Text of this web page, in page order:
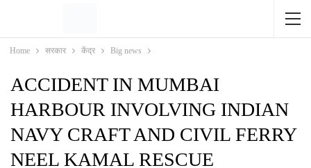
Home सरकार केंद्र Big news
ACCIDENT IN MUMBAI
HARBOUR INVOLVING INDIAN
NAVY CRAFT AND CIVIL FERRY
NEEL KAMAL RESCUE